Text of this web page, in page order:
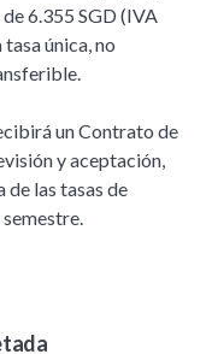
6.355 SGD (IVA
tasa única, no
un Contrato de
y aceptación,
de las tasas de